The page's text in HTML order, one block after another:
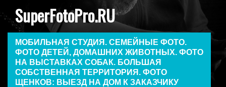
SuperFotoPro.RU
МОБИЛЬНАЯ СТУДИЯ. СЕМЕЙНЫЕ ФОТО.
ФОТО ДЕТЕЙ, ДОМАШНИХ ЖИВОТНЫХ. ФОТО
НА ВЫСТАВКАХ СОБАК. БОЛЬШАЯ
СОБСТВЕННАЯ ТЕРРИТОРИЯ. ФОТО
ЩЕНКОВ: ВЫЕЗД НА ДОМ К ЗАКАЗЧИКУ